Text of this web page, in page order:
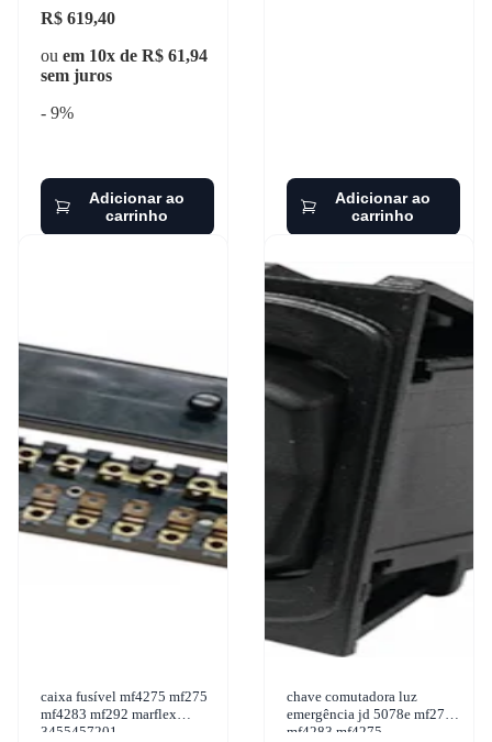
R$ 619,40
ou em 10x de R$ 61,94
sem juros
- 9%
Adicionar ao
carrinho
Adicionar ao
carrinho
caixa fusível mf4275 mf275
mf4283 mf292 marflex
3455457201
chave comutadora luz
emergência jd 5078e mf275
mf4283 mf4275